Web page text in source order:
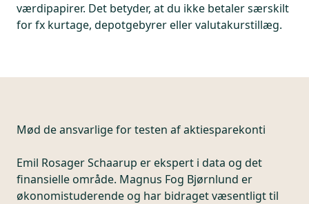
værdipapirer. Det betyder, at du ikke betaler særskilt
for fx kurtage, depotgebyrer eller valutakurstillæg.
Mød de ansvarlige for testen afaktiesparekonti
Emil Rosager Schaarup er ekspert i data og det
finansielle område. Magnus Fog Bjørnlund er
økonomistuderende og har bidraget væsentligt til